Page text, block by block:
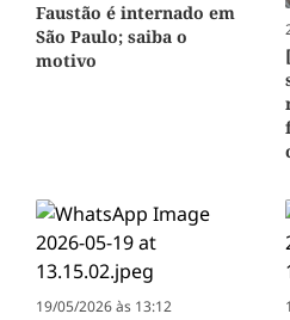
Faustão é internado em
São Paulo; saiba o
motivo
19/05/2026 às 13:12